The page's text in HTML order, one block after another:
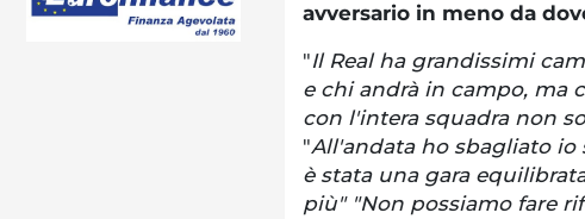
avversario in meno da
"Il Real ha grandissimi
e chi andrà in campo, ma
con l'intera squadra non
"All'andata ho sbagliato io
è stata una gara
più" "Non possiamo fare